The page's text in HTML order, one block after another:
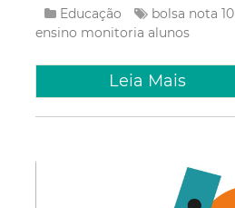
Educação bolsa nota 10
ensino monitoria alunos
Leia Mais